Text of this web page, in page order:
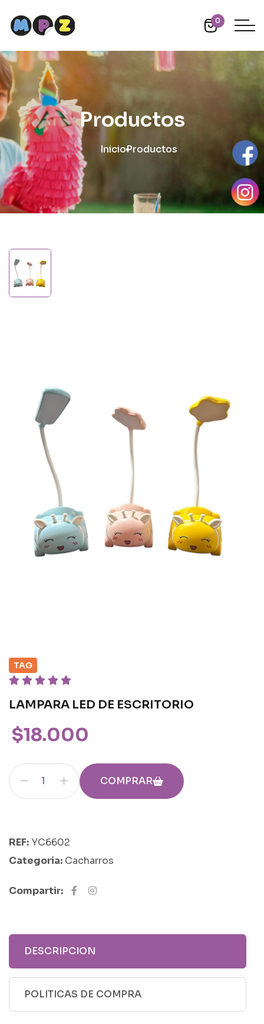
0
Productos
InicioProductos
TAG
LAMPARA LED DE ESCRITORIO
$18.000
COMPRAR
REF: YC6602
Categoria: Cacharros
Compartir:
DESCRIPCION
POLITICAS DE COMPRA